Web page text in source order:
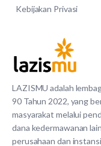
LAZISMU adalah
90 Tahun 2022, yang
masyarakat melalui
dana kedermawanan
perusahaan dan
Kebijakan Privasi